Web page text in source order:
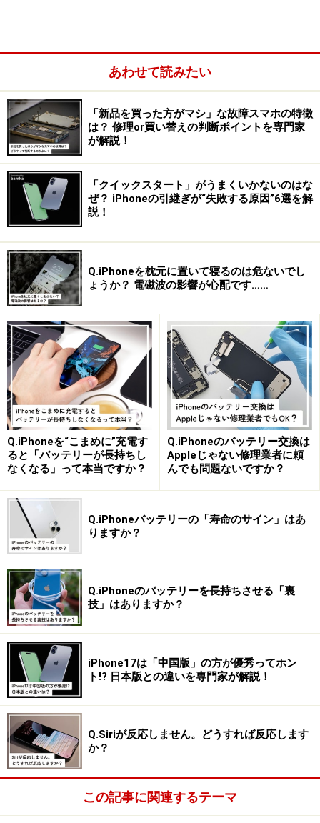
本記事では、iPhoneで短縮URLを作成する2つの方法を紹
介します。ショートカットアプリを活用する方法と、専
用のアプリを使用する方法です。個人的には、専用のア
プリを使用するほうが簡単なのでおすすめですね。
iPhoneのショートカットを使って短縮URL
を取得する方法
まずはじめに、Appleが提供している「ショートカッ
ト」アプリを使って、短縮URLを取得する方法を紹介し
ます。
1.
スポットライトやAppライブラリ検索から「ショートカ
ット」アプリを検索し、アプリを立ち上げます。もしア
プリがインストールされていなければ、AppStoreからダ
ウンロードしてください。
「ショートカット」アプリを立ち上げる
2.
アプリを開いたら右下の「ギャラリー」を選択し、検索
窓に「URL」と入力します。
3.
すると「URLを短縮」というレシピがありますので、右
上についている「＋」アイコンをタップし、マイショー
トカットに追加します。
「URL」で検索し、「URLを短縮」のレシピをマイショート
あわせて読みたい
「新品を買った方がマシ」な故障スマホの特徴
は？ 修理or買い替えの判断ポイントを専門家
が解説！
「クイックスタート」がうまくいかないのはな
ぜ？ iPhoneの引継ぎが“失敗する原因”6選を解
説！
Q.iPhoneを枕元に置いて寝るのは危ないでし
ょうか？ 電磁波の影響が心配です……
Q.iPhoneを“こまめに”充電す
ると「バッテリーが長持ちし
なくなる」って本当ですか？
Q.iPhoneのバッテリー交換は
Appleじゃない修理業者に頼
んでも問題ないですか？
Q.iPhoneバッテリーの「寿命のサイン」はあ
りますか？
Q.iPhoneのバッテリーを長持ちさせる「裏
技」はありますか？
iPhone17は「中国版」の方が優秀ってホン
ト!? 日本版との違いを専門家が解説！
Q.Siriが反応しません。どうすれば反応します
か？
この記事に関連するテーマ